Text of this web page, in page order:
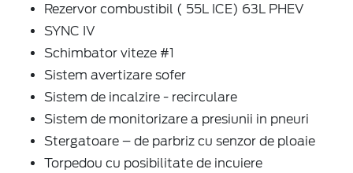
Rezervor combustibil ( 55L ICE) 63L PHEV
SYNC IV
Schimbator viteze #1
Sistem avertizare sofer
Sistem de incalzire - recirculare
Sistem de monitorizare a presiunii in pneuri
Stergatoare – de parbriz cu senzor de ploaie
Torpedou cu posibilitate de incuiere